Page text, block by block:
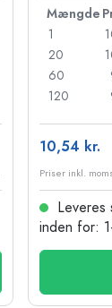
Mængde
1
20
60
120
10,54 kr.
Leveres
inden for: